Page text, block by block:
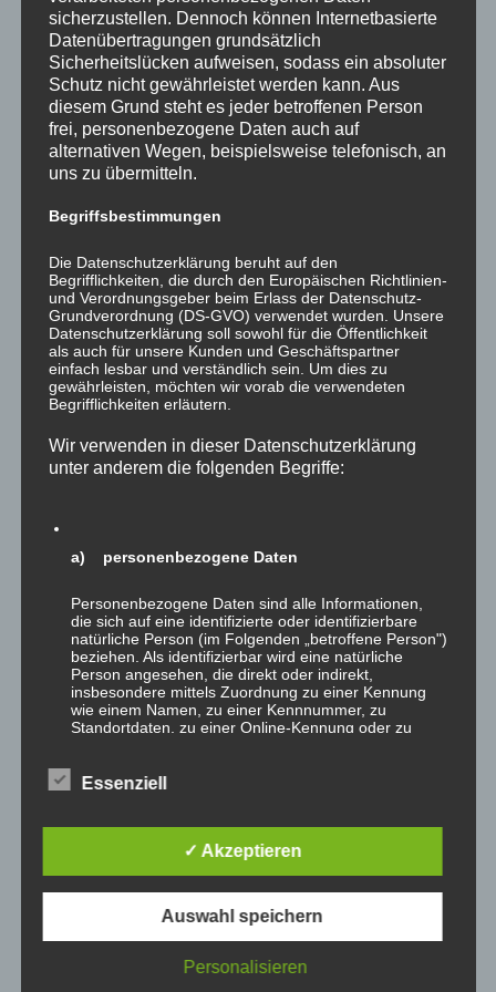
guten
Rutsch
nach
2014!
großes,
vorzeitiges
Weihnachts
geschenk
freute sich
Zauberwald
in Oberursel:
Beitrags-
Autor:
Oliver Joachim
Beitrag
veröffentlicht:
15.12.2013
Beitrags-
Kategorie:
Allgemein / Spendenaktionen
Weiterlesen
Großes
Weihnachtsgeschenk
bereits schon aufgefallen ist,
wird unserNewsletterab
sofort regelmäßig bei neuen
Beiträgen verschickt. Eine
neue Software macht es
möglich. So wird
sichergestellt, dass Ihr nichts mehr verpasst.
Beitrags-
Oliver Joachim
Kategorie:
Weiterlesen
Änderungen:
Newsletter
Fotogalerie
sicherzustellen. Dennoch können Internetbasierte
Datenübertragungen grundsätzlich
Sicherheitslücken aufweisen, sodass ein absoluter
Schutz nicht gewährleistet werden kann. Aus
diesem Grund steht es jeder betroffenen Person
frei, personenbezogene Daten auch auf
alternativen Wegen, beispielsweise telefonisch, an
uns zu übermitteln.
Begriffsbestimmungen
Die Datenschutzerklärung beruht auf den
Begrifflichkeiten, die durch den Europäischen Richtlinien-
und Verordnungsgeber beim Erlass der Datenschutz-
Grundverordnung (DS-GVO) verwendet wurden. Unsere
Datenschutzerklärung soll sowohl für die Öffentlichkeit
als auch für unsere Kunden und Geschäftspartner
einfach lesbar und verständlich sein. Um dies zu
gewährleisten, möchten wir vorab die verwendeten
Begrifflichkeiten erläutern.
Wir verwenden in dieser Datenschutzerklärung
unter anderem die folgenden Begriffe:
a) personenbezogene Daten
Personenbezogene Daten sind alle Informationen,
die sich auf eine identifizierte oder identifizierbare
natürliche Person (im Folgenden „betroffene Person")
beziehen. Als identifizierbar wird eine natürliche
Person angesehen, die direkt oder indirekt,
insbesondere mittels Zuordnung zu einer Kennung
wie einem Namen, zu einer Kennnummer, zu
Standortdaten, zu einer Online-Kennung oder zu
genetischen, psychischen, wirtschaftlichen,
b) betroffene Person
Betroffene Person ist jede identifizierte oder
identifizierbare natürliche Person, deren
personenbezogene Daten von dem für die
Essenziell
✓ Akzeptieren
Auswahl speichern
Personalisieren